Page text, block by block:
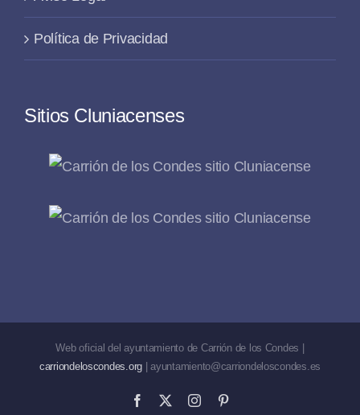
Política de Privacidad
Sitios Cluniacenses
Web oficial del ayuntamiento de Carrión de los Condes |
carriondeloscondes.org | ayuntamiento@carriondeloscondes.es
Facebook InstagramPinterest